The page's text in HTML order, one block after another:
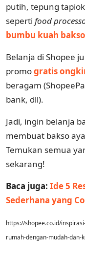
putih, tepung
seperti food
bumbu kuah bakso
Belanja di Shopee
promogratis
beragam
bank, dll).
Jadi, ingin belanja
membuat bakso
Temukan semua
sekarang!
Baca juga: Ide 5
Sederhana yang
https://shopee.co.id/
rumah-dengan-mudah-dan-